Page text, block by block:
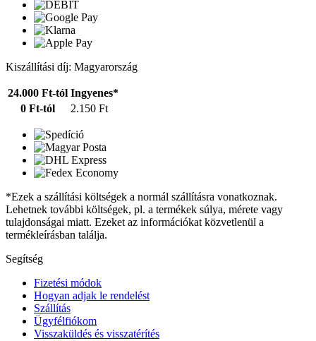
Kiszállítási díj: Magyarország
24.000 Ft-tól Ingyenes*
0 Ft-tól
2.150 Ft
*Ezek a szállítási költségek a normál szállításra vonatkoznak.
Lehetnek további költségek, pl. a termékek súlya, mérete vagy
tulajdonságai miatt. Ezeket az információkat közvetlenül a
termékleírásban találja.
Segítség
Fizetési módok
Hogyan adjak le rendelést
Szállítás
Ügyfélfiókom
Visszaküldés és visszatérítés